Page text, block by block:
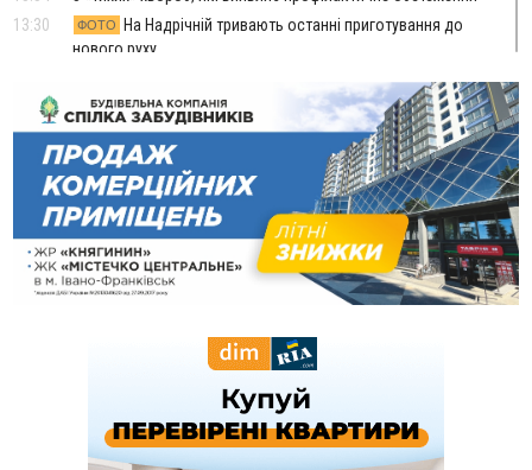
13:30
ФОТО
На Надрічній тривають останні приготування до
нового руху
У Франківську зафіксували найбільшу спеку за всю історію
спостережень
12:24
Лікування наркоманії Київ: чому важливо розпочати
терапію якомога раніше
12:00
Франківця, який у Косові викрав за магазину понад 640
тисяч гривень у валюті, засудили до 5 років
11:50
Податкова передасть в Міноборони для "Оберегу" дані про
чоловіків 18–60 років
11:20
Водійка, яку на Сухомлинського побив інший керманич,
У Франківську, Коломиї, Долині та Яремче 6 серпня
зафіксували рекордну спеку
Змушував надсилати інтимні фото: на Прикарпатті
затримали підозрюваного у розбещенні малолітньої
АМКУ розпочав справу проти Гвіздецької селищної ради